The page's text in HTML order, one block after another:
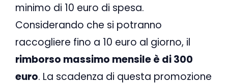
minimo di 10 euro di spesa.
Considerando che si potranno
raccogliere fino a 10 euro al giorno, il
rimborso massimo mensile è di 300
euro. La scadenza di questa promozione